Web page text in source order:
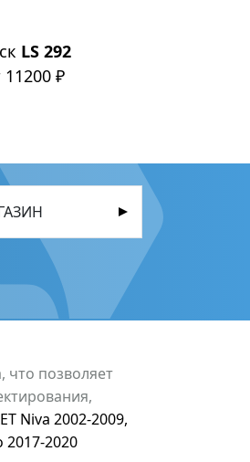
LS 292
11200 ₽
что позволяет
Niva 2002-2009,
2017-2020